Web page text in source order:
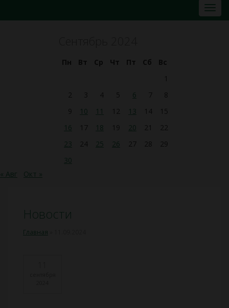
Пн Вт Ср Чт Пт Сб
Вс
1
2
3 4 5 6 7
8
9
10 11 12 13 14
15
16
17 18 19 20 21
22
23
24 25 26 27 28
29
30
« Авг
Окт »
Новости
Главная